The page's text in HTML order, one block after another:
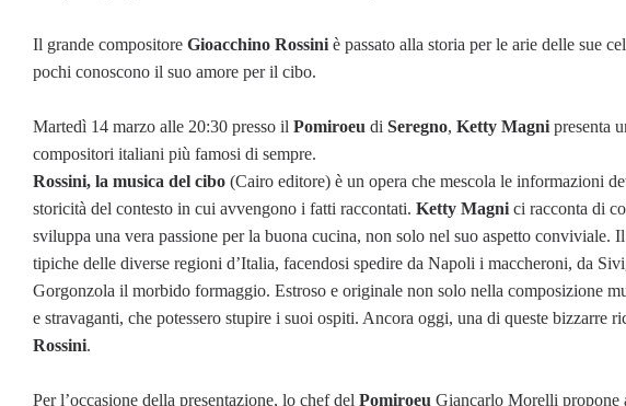
Il grande compositore Gioacchino Rossini è passato alla storia per le arie delle sue
pochi conoscono il suo amore per il cibo.
Martedì 14 marzo alle 20:30 presso il Pomiroeu di Seregno, Ketty Magni presenta
compositori italiani più famosi di sempre.
Rossini, la musica del cibo (Cairo editore) è un opera che mescola le informazioni
storicità del contesto in cui avvengono i fatti raccontati. Ketty Magni ci racconta di
sviluppa una vera passione per la buona cucina, non solo nel suo aspetto conviviale.
tipiche delle diverse regioni d’Italia, facendosi spedire da Napoli i maccheroni, da
Gorgonzola il morbido formaggio. Estroso e originale non solo nella composizione
e stravaganti, che potessero stupire i suoi ospiti. Ancora oggi, una di queste bizzarre
Rossini.
Per l’occasione della presentazione, lo chef del Pomiroeu Giancarlo Morelli propone